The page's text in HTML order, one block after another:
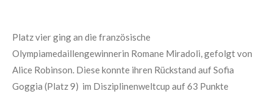
Platz vier ging an die französische
Olympiamedaillengewinnerin Romane Miradoli, gefolgt von
Alice Robinson. Diese konnte ihren Rückstand auf Sofia
Goggia (Platz 9) im Disziplinenweltcup auf 63 Punkte